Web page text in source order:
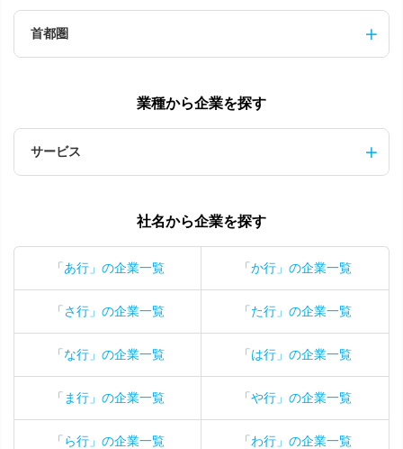
首都圏
業種から企業を探す
サービス
社名から企業を探す
「あ行」の企業一覧 「か行」の企業一覧
「さ行」の企業一覧 「た行」の企業一覧
「な行」の企業一覧 「は行」の企業一覧
「ま行」の企業一覧 「や行」の企業一覧
「ら行」の企業一覧 「わ行」の企業一覧